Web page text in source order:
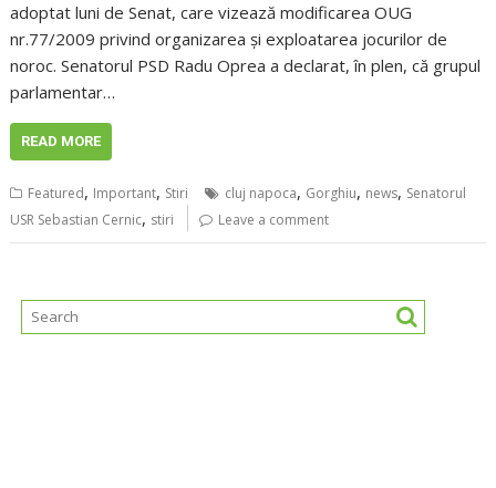
adoptat luni de Senat, care vizează modificarea OUG
nr.77/2009 privind organizarea şi exploatarea jocurilor de
noroc. Senatorul PSD Radu Oprea a declarat, în plen, că grupul
parlamentar…
READ MORE
Featured, Important, Stiri cluj napoca, Gorghiu, news, Senatorul
USR Sebastian Cernic, stiri Leave a comment